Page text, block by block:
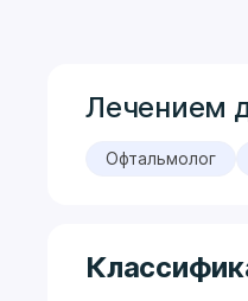
Лечением
Офтальмолог